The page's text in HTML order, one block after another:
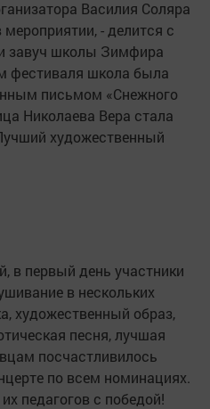
Василия Соляра
- делится с
завуч школы Зимфира
фестиваля школа была
письмом «Снежного
Николаева Вера стала
художественный
в первый день участники
в нескольких
художественный образ,
песня, лучшая
посчастливилось
по всем номинациях.
педагогов с победой!